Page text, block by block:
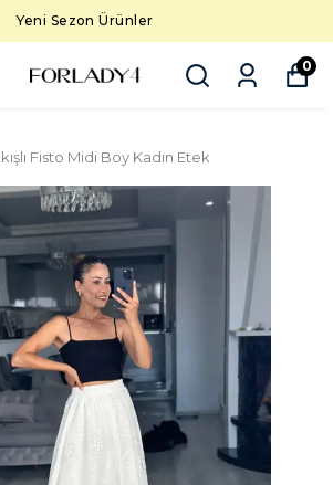
Yeni Sezon Ürünler
0
Fisto Midi Boy Kadın Etek